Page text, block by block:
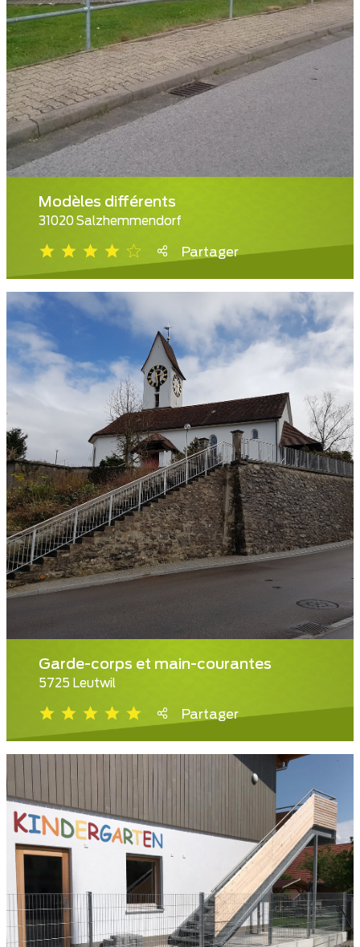
Modèles différents
31020 Salzhemmendorf
Partager
Garde-corps et main-courantes
5725 Leutwil
Partager